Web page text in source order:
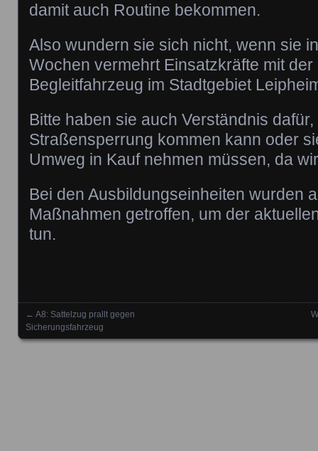
damit auch Routine bekommen.
Also wundern sie sich nicht, wenn sie
Wochen vermehrt Einsatzkräfte mit
Begleitfahrzeug im Stadtgebiet
Bitte haben sie auch Verständnis
Straßensperrung kommen kann oder
Umweg in Kauf nehmen müssen, da
Bei den Ausbildungseinheiten wurden
Maßnahmen getroffen, um der
tun.
Posts navigation
← A8: Sattelzug prallt gegen
Sicherungsfahrzeug